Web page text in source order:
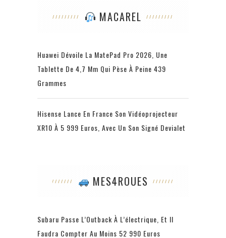
MACAREL
Huawei Dévoile La MatePad Pro 2026, Une
Tablette De 4,7 Mm Qui Pèse À Peine 439
Grammes
Hisense Lance En France Son Vidéoprojecteur
XR10 À 5 999 Euros, Avec Un Son Signé Devialet
MES4ROUES
Subaru Passe L’Outback À L’électrique, Et Il
Faudra Compter Au Moins 52 990 Euros